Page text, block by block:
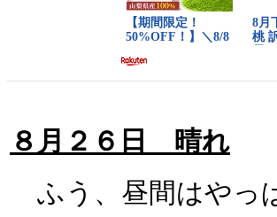
８月２６日 晴れ
ふう、昼間はやっ